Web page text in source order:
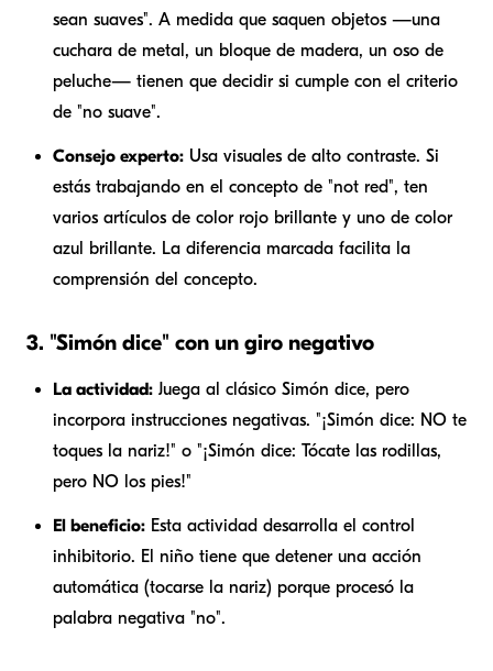
sean suaves". A medida que saquen objetos —una
cuchara de metal, un bloque de madera, un oso de
peluche— tienen que decidir si cumple con el criterio
de "no suave".
Consejo experto: Usa visuales de alto contraste. Si
estás trabajando en el concepto de "not red", ten
varios artículos de color rojo brillante y uno de color
azul brillante. La diferencia marcada facilita la
comprensión del concepto.
3. "Simón dice" con un giro negativo
La actividad: Juega al clásico Simón dice, pero
incorpora instrucciones negativas. "¡Simón dice: NO te
toques la nariz!" o "¡Simón dice: Tócate las rodillas,
pero NO los pies!"
El beneficio: Esta actividad desarrolla el control
inhibitorio. El niño tiene que detener una acción
automática (tocarse la nariz) porque procesó la
palabra negativa "no".